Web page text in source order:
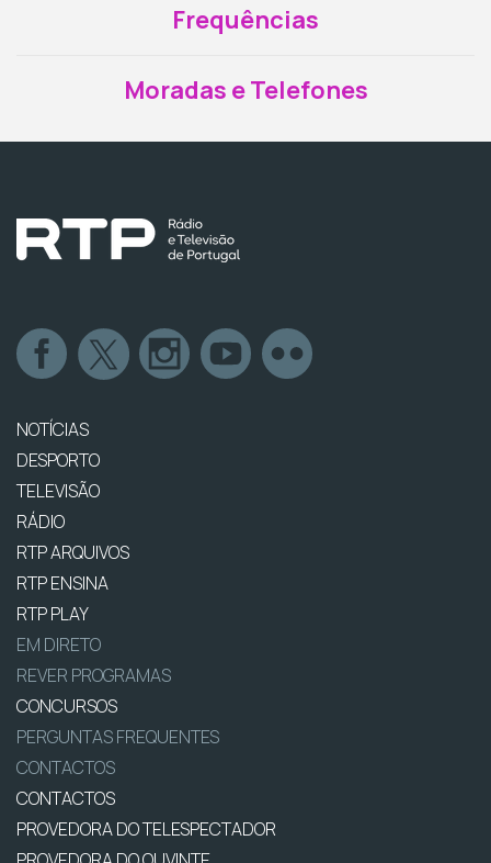
Frequências
Moradas e Telefones
NOTÍCIAS
DESPORTO
TELEVISÃO
RÁDIO
RTP ARQUIVOS
RTP ENSINA
RTP PLAY
EM DIRETO
REVER PROGRAMAS
CONCURSOS
PERGUNTAS FREQUENTES
CONTACTOS
CONTACTOS
PROVEDORA DO TELESPECTADOR